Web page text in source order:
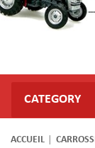
CATEGORY
ACCUEIL